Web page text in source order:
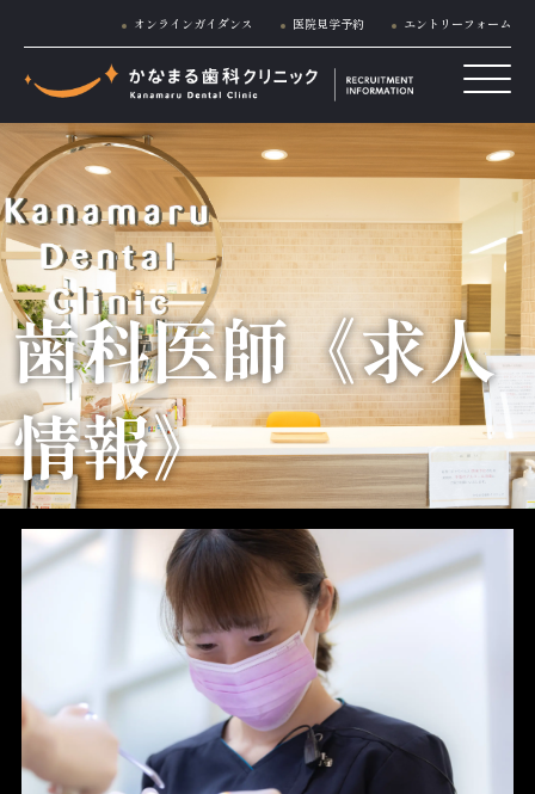
オンラインガイダンス 医院見学予約 エントリーフォーム
歯科医師《求人
情報》